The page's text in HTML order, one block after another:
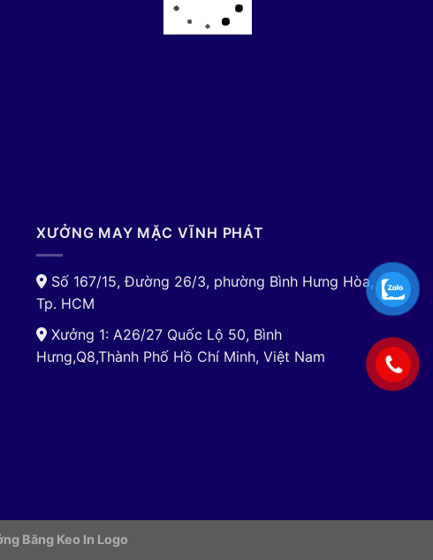
XƯỞNG MAY MẶC VĨNH PHÁT
Số 167/15, Đường 26/3, phường Bình Hưng Hòa,
Tp. HCM
Xưởng 1: A26/27 Quốc Lộ 50, Bình
Hưng,Q8,Thành Phố Hồ Chí Minh, Việt Nam
Băng Keo In Logo